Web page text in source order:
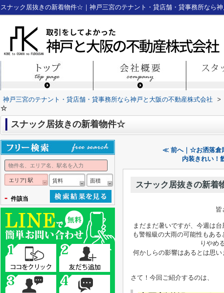
スナック居抜きの新着物件☆｜神戸三宮のテナント・貸店舗・貸事務所なら
神戸三宮のテナント・貸店舗・貸事務所なら神戸と大阪の不動産株式会社 >
☆
スナック居抜きの新着物件☆
≪ 前へ｜☆お洒落倉
内装きれい
スナック居抜きの新着
皆
まだまだ暑いですが、今週は
も警報級の大雨の可能性もあ
りやめ
何かしらの影響はあるとは思
さて！今回ご紹介するのは、
エリア| 駅 賃料 面積
- 件該当